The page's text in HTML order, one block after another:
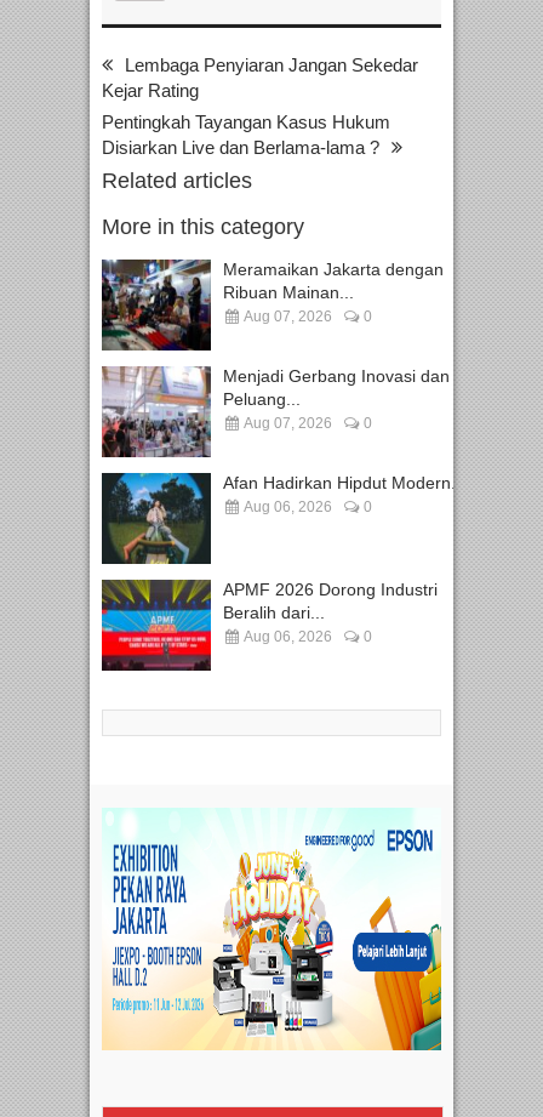
Lembaga Penyiaran Jangan Sekedar
Kejar Rating
Pentingkah Tayangan Kasus Hukum
Disiarkan Live dan Berlama-lama ?
Related articles
More in this category
Meramaikan Jakarta dengan
Ribuan Mainan...
Aug 07, 2026 0
Menjadi Gerbang Inovasi dan
Peluang...
Aug 07, 2026 0
Afan Hadirkan Hipdut Modern...
Aug 06, 2026 0
APMF 2026 Dorong Industri
Beralih dari...
Aug 06, 2026 0